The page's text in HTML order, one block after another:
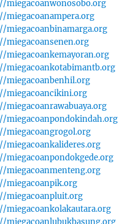
miegacoanwonosobo.org
miegacoanampera.org
miegacoanbinamarga.org
miegacoansenen.org
miegacoankemayoran.org
miegacoankotabimantb.org
miegacoanbenhil.org
miegacoancikini.org
miegacoanrawabuaya.org
miegacoanpondokindah.org
miegacoangrogol.org
miegacoankalideres.org
miegacoanpondokgede.org
miegacoanmenteng.org
miegacoanpik.org
miegacoanpluit.org
miegacoankolakautara.org
miegacoanlubukbasung.org